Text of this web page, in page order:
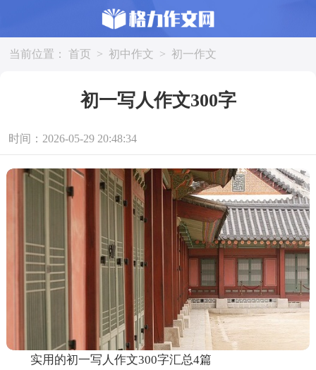
当前位置： 首页 > 初中作文 > 初一作文
初一写人作文300字
时间：2026-05-29 20:48:34
实用的初一写人作文300字汇总4篇